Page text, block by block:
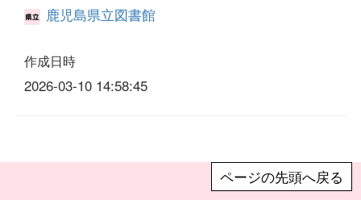
鹿児島県立図書館
作成日時
2026-03-10 14:58:45
ページの先頭へ戻る